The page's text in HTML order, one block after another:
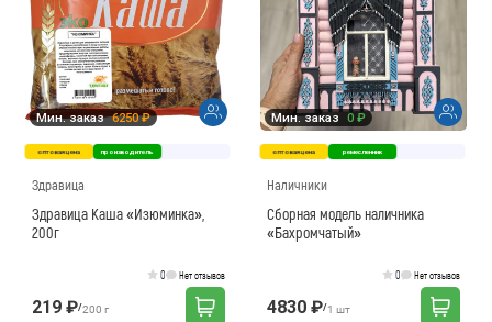
Мин. заказ 6250 ₽
оптовая цена производитель
Здравица
Здравица Каша «Изюминка»,
200г
0 Нет отзывов
219 ₽/200 г
Мин. заказ 0 ₽
оптовая цена ремесленник
Наличники
Сборная модель наличника
«Бахромчатый»
0 Нет отзывов
4830 ₽/1 шт